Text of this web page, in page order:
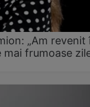
„Am revenit
frumoase